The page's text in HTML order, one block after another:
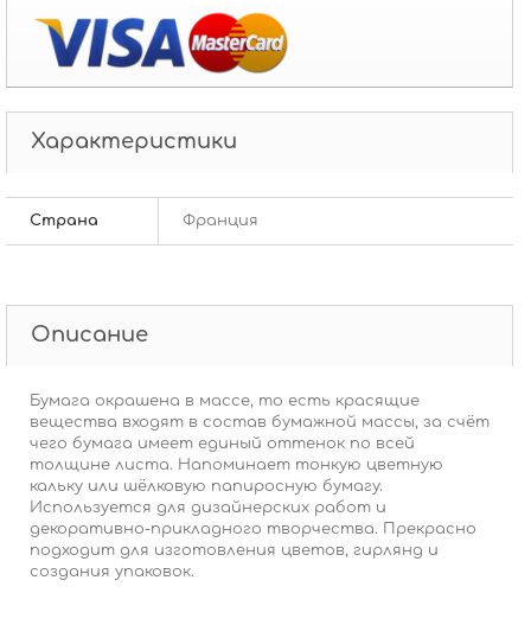
Характеристики
Страна Франция
Описание
Бумага окрашена в массе, то есть красящие
вещества входят в состав бумажной массы, за счёт
чего бумага имеет единый оттенок по всей
толщине листа. Напоминает тонкую цветную
кальку или шёлковую папиросную бумагу.
Используется для дизайнерских работ и
декоративно-прикладного творчества. Прекрасно
подходит для изготовления цветов, гирлянд и
создания упаковок.